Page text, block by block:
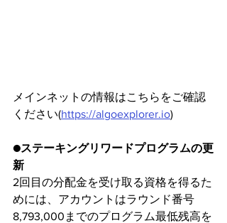
メインネットの情報はこちらをご確認
ください(https://algoexplorer.io)
●ステーキングリワードプログラムの更
新
2回目の分配金を受け取る資格を得るた
めには、アカウントはラウンド番号
8,793,000までのプログラム最低残高を